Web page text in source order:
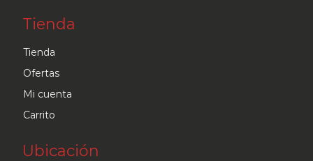
Tienda
Tienda
Ofertas
Mi cuenta
Carrito
Ubicación